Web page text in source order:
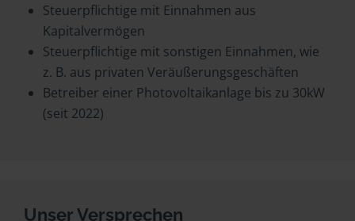
Steuerpflichtige mit Einnahmen aus
Kapitalvermögen
Steuerpflichtige mit sonstigen Einnahmen, wie
z. B. aus privaten Veräußerungsgeschäften
Betreiber einer Photovoltaikanlage bis zu 30kW
(seit 2022)
Unser Versprechen